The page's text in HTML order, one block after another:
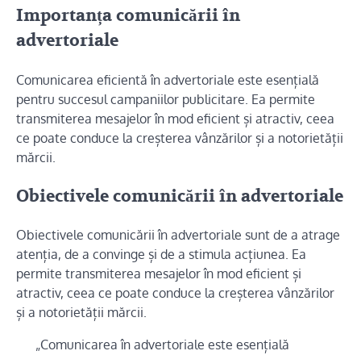
Importanța comunicării în
advertoriale
Comunicarea eficientă în advertoriale este esențială
pentru succesul campaniilor publicitare. Ea permite
transmiterea mesajelor în mod eficient și atractiv, ceea
ce poate conduce la creșterea vânzărilor și a notorietății
mărcii.
Obiectivele comunicării în advertoriale
Obiectivele comunicării în advertoriale sunt de a atrage
atenția, de a convinge și de a stimula acțiunea. Ea
permite transmiterea mesajelor în mod eficient și
atractiv, ceea ce poate conduce la creșterea vânzărilor
și a notorietății mărcii.
„Comunicarea în advertoriale este esențială